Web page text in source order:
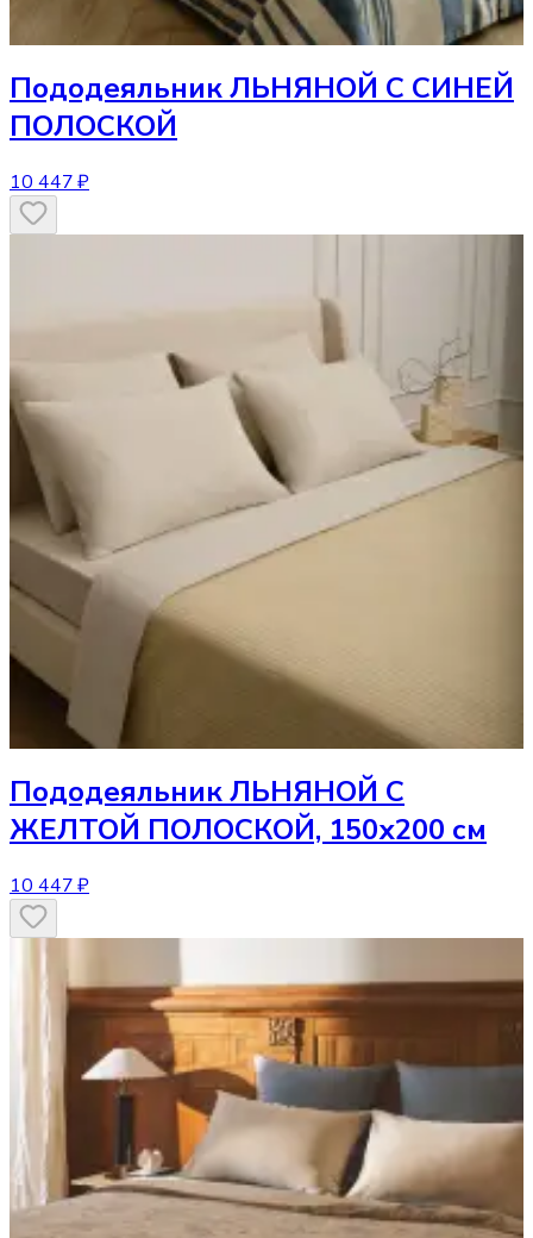
ПододеяльникЛЬНЯНОЙ С СИНЕЙ
ПОЛОСКОЙ
10 447 ₽
ПододеяльникЛЬНЯНОЙ С
ЖЕЛТОЙ ПОЛОСКОЙ, 150х200 см
10 447 ₽